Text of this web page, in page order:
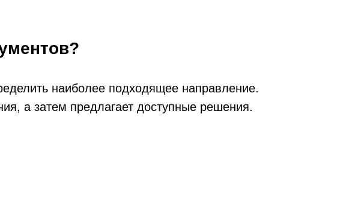
наиболее подходящее направление.
а затем предлагает доступные решения.